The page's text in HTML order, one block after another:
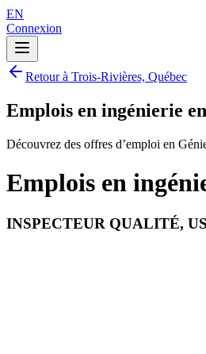
EN
Connexion
Retour à Trois-Rivières, Québec
Emplois en ingénierie
Découvrez des offres d’emploi en
Emplois en
INSPECTEUR QUALITÉ,